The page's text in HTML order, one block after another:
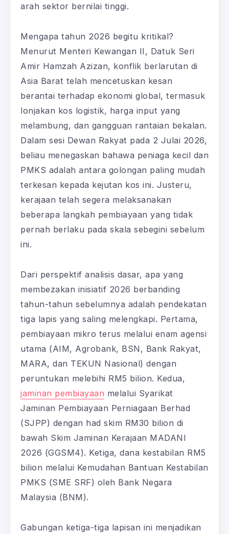
arah sektor bernilai tinggi.
Mengapa tahun 2026 begitu kritikal?
Menurut Menteri Kewangan II, Datuk Seri
Amir Hamzah Azizan, konflik berlarutan di
Asia Barat telah mencetuskan kesan
berantai terhadap ekonomi global, termasuk
lonjakan kos logistik, harga input yang
melambung, dan gangguan rantaian bekalan.
Dalam sesi Dewan Rakyat pada 2 Julai 2026,
beliau menegaskan bahawa peniaga kecil dan
PMKS adalah antara golongan paling mudah
terkesan kepada kejutan kos ini. Justeru,
kerajaan telah segera melaksanakan
beberapa langkah pembiayaan yang tidak
pernah berlaku pada skala sebegini sebelum
ini.
Dari perspektif analisis dasar, apa yang
membezakan inisiatif 2026 berbanding
tahun-tahun sebelumnya adalah pendekatan
tiga lapis yang saling melengkapi. Pertama,
pembiayaan mikro terus melalui enam agensi
utama (AIM, Agrobank, BSN, Bank Rakyat,
MARA, dan TEKUN Nasional) dengan
peruntukan melebihi RM5 bilion. Kedua,
jaminan pembiayaan melalui Syarikat
Jaminan Pembiayaan Perniagaan Berhad
(SJPP) dengan had skim RM30 bilion di
bawah Skim Jaminan Kerajaan MADANI
2026 (GGSM4). Ketiga, dana kestabilan RM5
bilion melalui Kemudahan Bantuan Kestabilan
PMKS (SME SRF) oleh Bank Negara
Malaysia (BNM).
Gabungan ketiga-tiga lapisan ini menjadikan